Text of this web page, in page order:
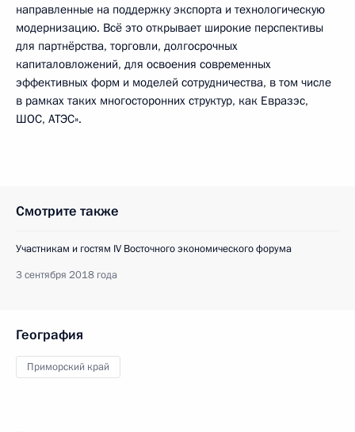
направленные на поддержку экспорта и технологическую
модернизацию. Всё это открывает широкие перспективы
для партнёрства, торговли, долгосрочных
капиталовложений, для освоения современных
эффективных форм и моделей сотрудничества, в том числе
в рамках таких многосторонних структур, как Евразэс,
ШОС, АТЭС».
Смотрите также
Участникам и гостям IV Восточного экономического форума
3 сентября 2018 года
География
Приморский край